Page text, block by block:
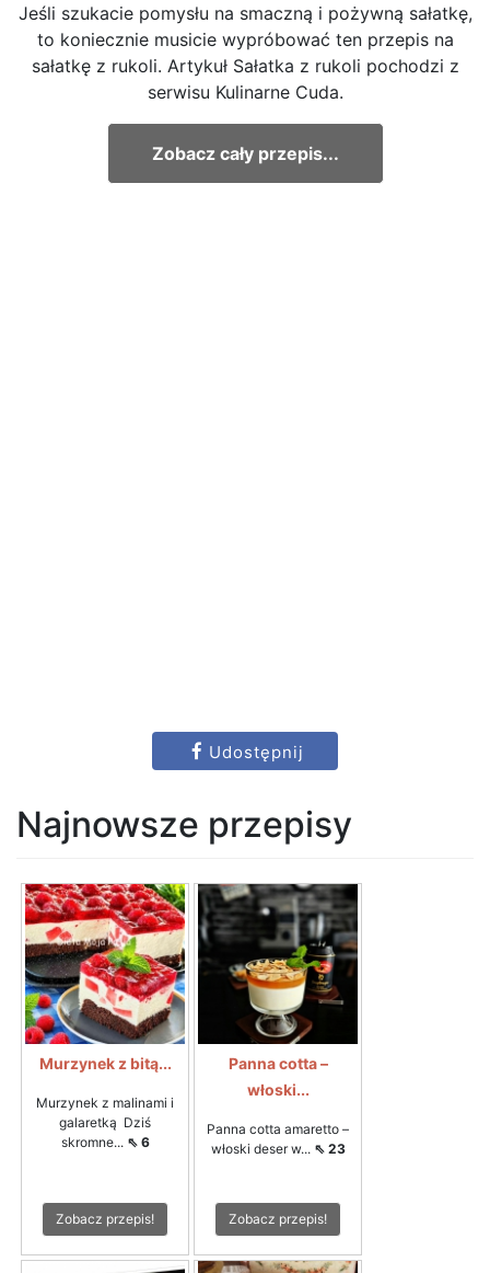
Jeśli szukacie pomysłu na smaczną i pożywną sałatkę,
to koniecznie musicie wypróbować ten przepis na
sałatkę z rukoli. Artykuł Sałatka z rukoli pochodzi z
serwisu Kulinarne Cuda.
Zobacz cały przepis...
Udostępnij
Najnowsze przepisy
Murzynek z bitą...
Murzynek z malinami i
galaretką Dziś
skromne... ⇖ 6
Zobacz przepis!
Panna cotta –
włoski...
Panna cotta amaretto –
włoski deser w... ⇖ 23
Zobacz przepis!